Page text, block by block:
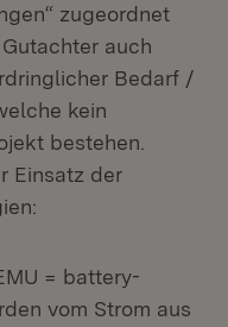
zugeordnet
auch
Bedarf /
kein
bestehen.
Einsatz der
= battery-
vom Strom aus